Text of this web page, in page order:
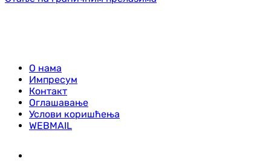
О нама
Импресум
Контакт
Оглашавање
Услови коришћења
WEBMAIL